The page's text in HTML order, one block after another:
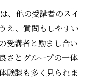
、他の受講者のスイ
え、質問もしやすい
受講者と励まし合い
さとグループの一体
験談も多く見られま